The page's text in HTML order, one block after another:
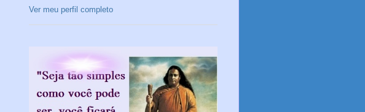
Ver meu perfil completo